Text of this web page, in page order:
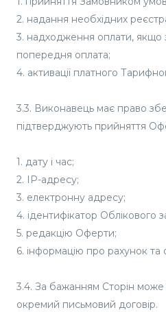
2. надання необхідних
3. надходження оплати, якщо
попередня оплата;
4. активації платного
3.3. Виконавець має право
підтверджують прийняття
1. дату і час;
2. IP-адресу;
3. електронну адресу;
4. ідентифікатор Облікового
5. редакцію Оферти;
6. інформацію про рахунок та
3.4. За бажанням Сторін
окремий письмовий договір.